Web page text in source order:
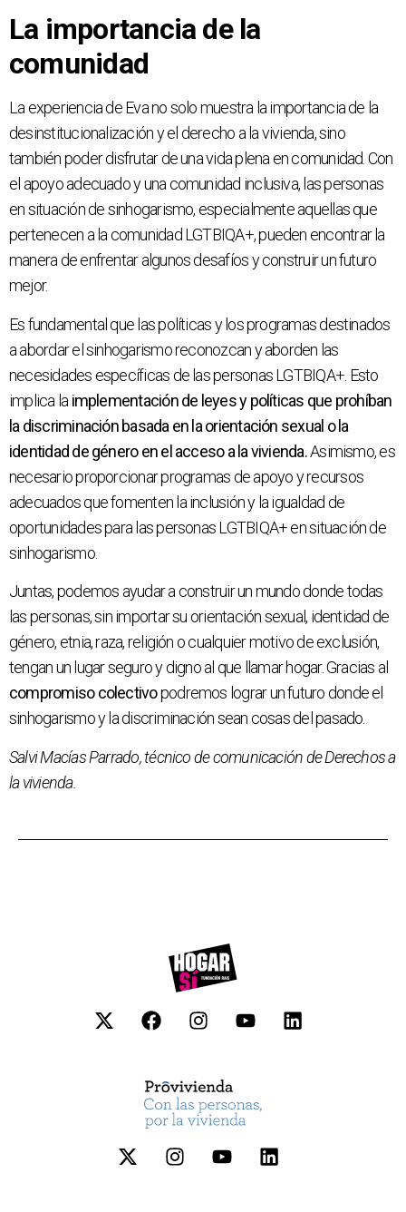
La importancia de la
comunidad
La experiencia de Eva no solo muestra la importancia de la
desinstitucionalización y el derecho a la vivienda, sino
también poder disfrutar de una vida plena en comunidad. Con
el apoyo adecuado y una comunidad inclusiva, las personas
en situación de sinhogarismo, especialmente aquellas que
pertenecen a la comunidad LGTBIQA+, pueden encontrar la
manera de enfrentar algunos desafíos y construir un futuro
mejor.
Es fundamental que las políticas y los programas destinados
a abordar el sinhogarismo reconozcan y aborden las
necesidades específicas de las personas LGTBIQA+. Esto
implica la implementación de leyes y políticas que prohíban
la discriminación basada en la orientación sexual o la
identidad de género en el acceso a la vivienda.Asimismo, es
necesario proporcionar programas de apoyo y recursos
adecuados que fomenten la inclusión y la igualdad de
oportunidades para las personas LGTBIQA+ en situación de
sinhogarismo.
Juntas, podemos ayudar a construir un mundo donde todas
las personas, sin importar su orientación sexual, identidad de
género, etnia, raza, religión o cualquier motivo de exclusión,
tengan un lugar seguro y digno al que llamar hogar. Gracias al
compromiso colectivopodremos lograr un futuro donde el
sinhogarismo y la discriminación sean cosas del pasado.
Salvi Macías Parrado, técnico de comunicación de Derechos a
la vivienda.